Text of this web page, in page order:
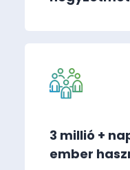
3 millió +
ember